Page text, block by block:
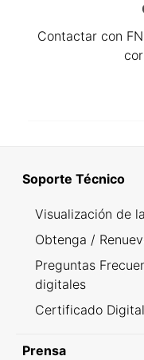
Contactar con
Soporte Técnico
Visualización de
Obtenga /
Preguntas
digitales
Certificado
Prensa